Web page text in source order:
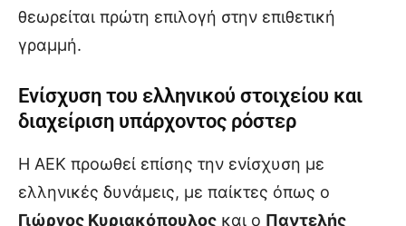
θεωρείται πρώτη επιλογή στην επιθετική
γραμμή.
Ενίσχυση του ελληνικού στοιχείου και
διαχείριση υπάρχοντος ρόστερ
Η ΑΕΚ προωθεί επίσης την ενίσχυση με
ελληνικές δυνάμεις, με παίκτες όπως ο
Γιώργος Κυριακόπουλος και ο Παντελής